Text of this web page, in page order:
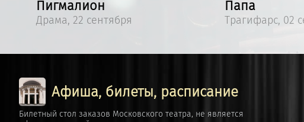
Пигмалион
Драма, 22 сентября
Папа
Трагифарс, 02
Афиша, билеты, расписание
Билетный стол заказов Московского театра, не является